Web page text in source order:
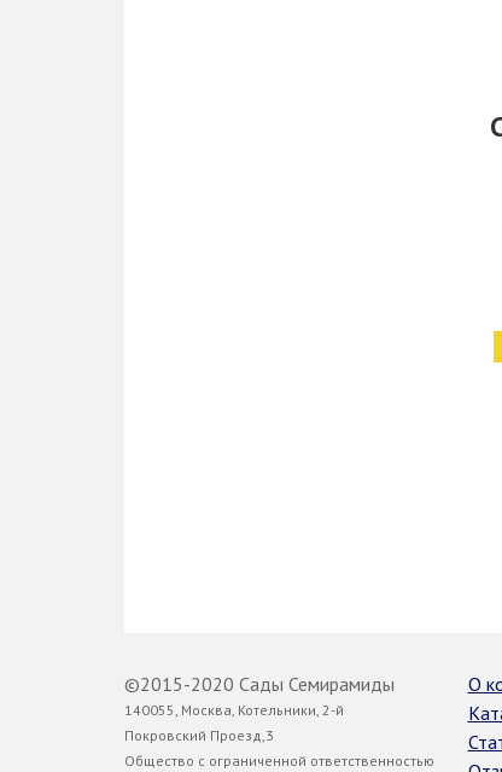
©2015-2020 Сады Семирамиды
140055, Москва, Котельники, 2-й
Покровский Проезд,3
Общество с ограниченной ответственностью
О